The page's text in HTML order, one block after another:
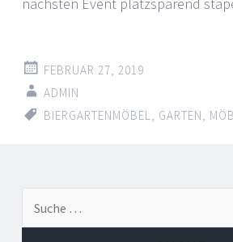
nächsten Event platzsparend
FEBRUAR 27, 2019
ADMIN
BIERGARTENMÖBEL, GARTEN,